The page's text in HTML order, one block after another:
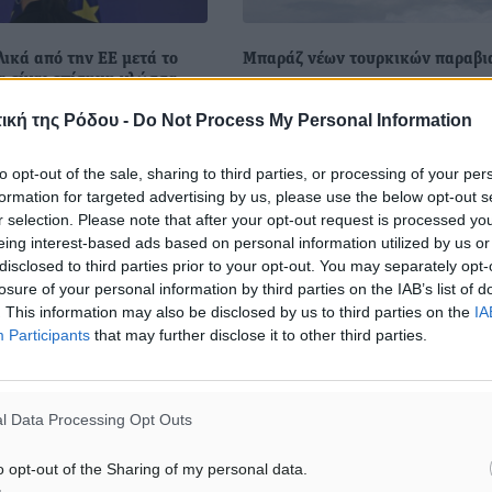
της Ρόδου - Do Not Process My Personal Information
opt-out of the sale, sharing to third parties, or processing of your
for targeted advertising by us, please use the below opt-out
selection. Please note that after your opt-out request is processed
interest-based ads based on personal information utilized by us
to third parties prior to your opt-out. You may separately
of your personal information by third parties on the IAB’s list of
This information may also be disclosed by us to third parties on the
Participants that may further disclose it to other third parties.
Data Processing Opt Outs
opt-out of the Sharing of my personal data.
από την ΕΕ μετά το
επίσημη γλώσσα
συνέπειες φαίνεται ότι
Μ. Βρετανίας από την
δεν θα συγκαταλέγονται
επίσημες γλώσσες της ...
Μπαράζ νέων τουρκικών
εναέριου χώρου προχώρησαν
σε βορειοανατολικό, κεντρικό
νοτιοανατολικό Αιγαίο. Ένα
αεροσκάφος ...
27.06.16, 19:31